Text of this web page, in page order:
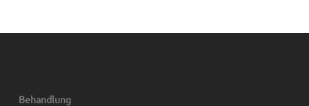
Behandlung